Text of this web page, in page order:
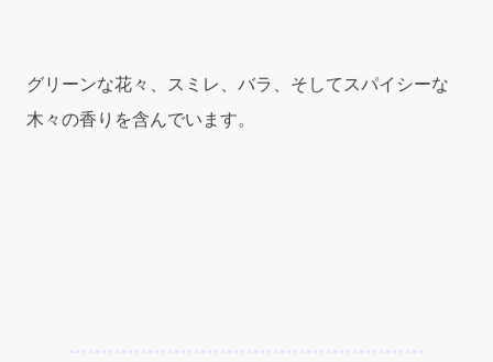
レ
ン)
0.125oz
グリーンな花々、スミレ、バラ、そしてスパイシーな
木々の香りを含んでいます。